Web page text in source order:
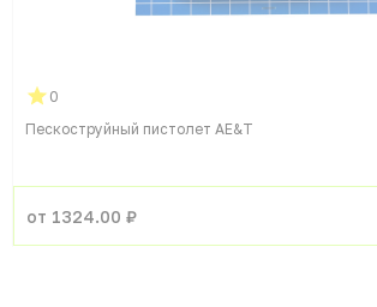
0
Пескоструйный пистолет AE&T
от 1324.00 ₽